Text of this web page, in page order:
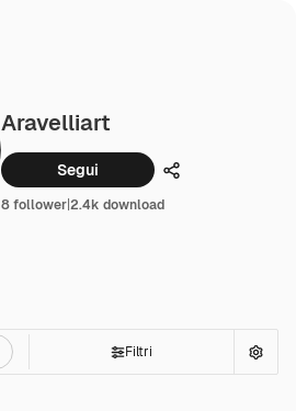
Aravelliart
Segui Condividi
8 follower|2.4k download
Filtri